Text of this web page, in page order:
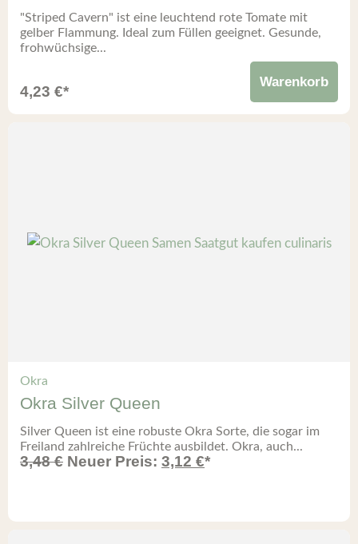
"Striped Cavern" ist eine leuchtend rote Tomate mit
gelber Flammung. Ideal zum Füllen geeignet. Gesunde,
frohwüchsige...
4,23 €*
Warenkorb
Okra
Okra Silver Queen
Silver Queen ist eine robuste Okra Sorte, die sogar im
Freiland zahlreiche Früchte ausbildet. Okra, auch...
3,48€ Neuer Preis: 3,12 €*